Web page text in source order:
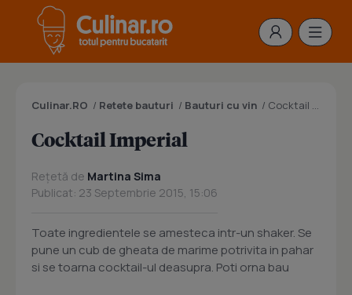
Culinar.RO / Retete bauturi / Bauturi cu vin / Cocktail Imperial
Cocktail Imperial
Rețetă de Martina Sima
Publicat: 23 Septembrie 2015, 15:06
Toate ingredientele se amesteca intr-un shaker. Se
pune un cub de gheata de marime potrivita in pahar
si se toarna cocktail-ul deasupra. Poti orna bau